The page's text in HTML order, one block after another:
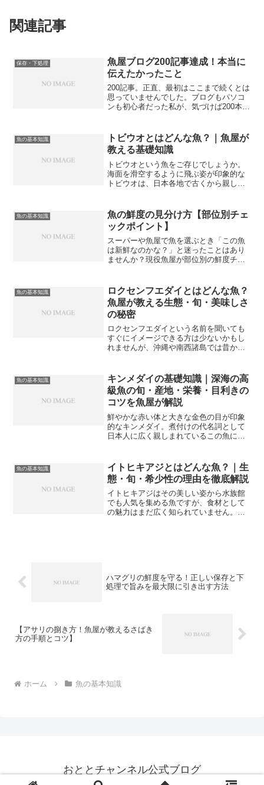
関連記事
保存・下処理
魚屋ブログ200記事達成！本当に
伝えたかったこと
200記事。正直、最初はここまで続くとは
思っていませんでした。ブログもパソコ
ンも初心者だった私が、気づけば200本の
んのおかげです。本当にありがとうござ
います。この節目...
魚の基本知識
トビウオとはどんな魚？｜魚屋が
教える基礎知識
トビウオという魚をご存じでしょうか。
海面を滑空するように飛ぶ姿が印象的な
トビウオは、日本各地で古くから親しま
れて郷土料理に欠かせない存在となって
います。魚屋を20年以上...
魚の基本知識
魚の鮮度の見分け方【部位別チェ
ックポイント】
スーパーや魚屋で魚を選ぶとき「この魚
は新鮮なのかな？」と迷ったことはあり
ませんか？現役魚屋が部位別の鮮度チェ
目利きができるようになりますよ！鮮度
を見分けることが大切な理...
魚の基本知識
ロクセンフエダイとはどんな魚？
魚屋が教える生態・旬・美味しさ
の秘密
ロクセンフエダイという名前を聞いても
すぐにイメージできる方は少ないかもし
れませんが、沖縄や南西諸島では昔から
目を奪われます。今回は魚屋目線でロク
センフエダイの生態・旬・...
魚の基本知識
キンメダイの基礎知識｜深海の高
級魚の旬・産地・栄養・目利きの
コツを魚屋が解説
鮮やかな赤い体と大きな金色の目が印象
的なキンメダイ。煮付けの代名詞として
日本人に広く親しまれているこの魚につ
説します。キンメダイをより深く知るこ
とで、鮮魚店やスーパーで...
魚の基本知識
イトヒキアジとはどんな魚？｜生
態・旬・希少性の理由を徹底解説
イトヒキアジはその美しい姿から水族館
でも人気を集める魚ですが、食材として
の魅力はまだ広く知られていません。市
ハマグリの鮮度を守る！正しい保存と下
処理で旨みを最大限に引き出す方法
【アサリの捌き方！魚屋が教えるさばき
方の手順とコツ】
ホーム 魚の基本知識
おととチャンネル公式ブログ